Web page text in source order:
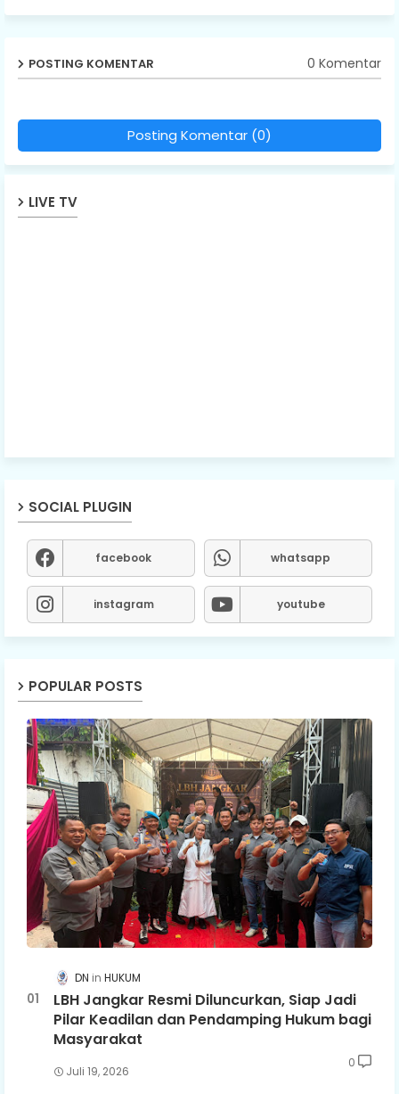
POSTING KOMENTAR 0 Komentar
Posting Komentar (0)
LIVE TV
SOCIAL PLUGIN
facebook whatsapp
instagram youtube
POPULAR POSTS
DN HUKUM
LBH Jangkar Resmi Diluncurkan, Siap Jadi
Pilar Keadilan dan Pendamping Hukum bagi
Masyarakat
Juli 19, 2026
0